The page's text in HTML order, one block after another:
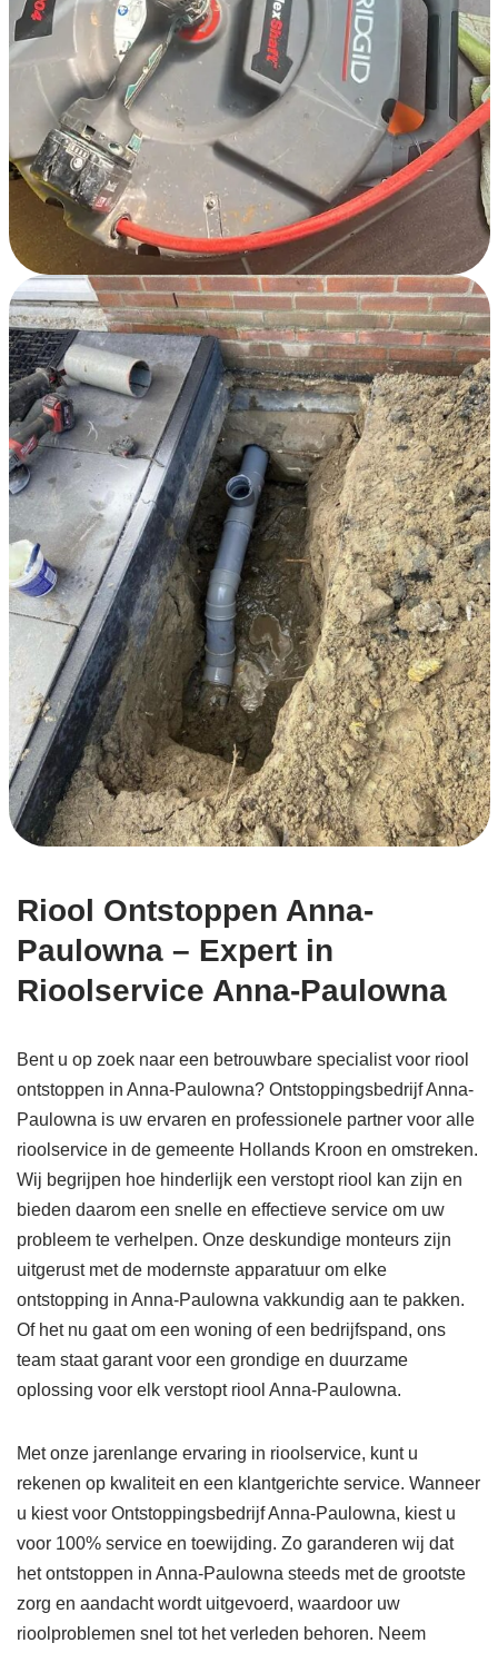
Riool Ontstoppen Anna-
Paulowna – Expert in
Rioolservice Anna-Paulowna
Bent u op zoek naar een betrouwbare specialist voor riool
ontstoppen in Anna-Paulowna? Ontstoppingsbedrijf Anna-
Paulowna is uw ervaren en professionele partner voor alle
rioolservice in de gemeente Hollands Kroon en omstreken.
Wij begrijpen hoe hinderlijk een verstopt riool kan zijn en
bieden daarom een snelle en effectieve service om uw
probleem te verhelpen. Onze deskundige monteurs zijn
uitgerust met de modernste apparatuur om elke
ontstopping in Anna-Paulowna vakkundig aan te pakken.
Of het nu gaat om een woning of een bedrijfspand, ons
team staat garant voor een grondige en duurzame
oplossing voor elk verstopt riool Anna-Paulowna.
Met onze jarenlange ervaring in rioolservice, kunt u
rekenen op kwaliteit en een klantgerichte service. Wanneer
u kiest voor Ontstoppingsbedrijf Anna-Paulowna, kiest u
voor 100% service en toewijding. Zo garanderen wij dat
het ontstoppen in Anna-Paulowna steeds met de grootste
zorg en aandacht wordt uitgevoerd, waardoor uw
rioolproblemen snel tot het verleden behoren. Neem